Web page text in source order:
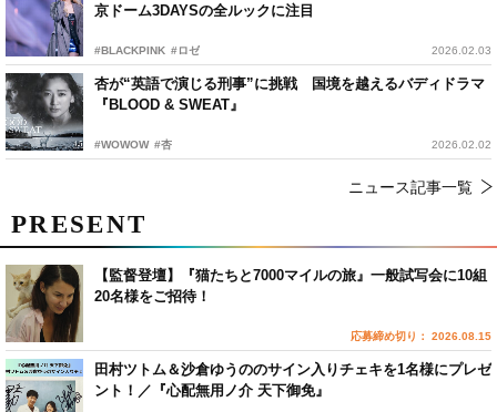
京ドーム3DAYSの全ルックに注目
#BLACKPINK #ロゼ 2026.02.03
杏が“英語で演じる刑事”に挑戦 国境を越えるバディドラマ
『BLOOD & SWEAT』
#WOWOW #杏 2026.02.02
ニュース記事一覧
PRESENT
【監督登壇】『猫たちと7000マイルの旅』一般試写会に10組
20名様をご招待！
応募締め切り： 2026.08.15
田村ツトム＆沙倉ゆうののサイン入りチェキを1名様にプレゼ
ント！／『心配無用ノ介 天下御免』